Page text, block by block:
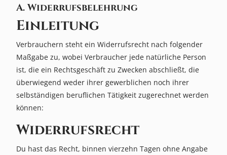
Genusswelt
Geschenksets
Home
&
Fashion
Kerzen
&
A. Widerrufsbelehrung
Einleitung
Verbrauchern steht ein Widerrufsrecht nach folgender
Maßgabe zu, wobei Verbraucher jede natürliche Person
ist, die ein Rechtsgeschäft zu Zwecken abschließt, die
überwiegend weder ihrer gewerblichen noch ihrer
selbständigen beruflichen Tätigkeit zugerechnet werden
können:
Widerrufsrecht
Du hast das Recht, binnen vierzehn Tagen ohne Angabe